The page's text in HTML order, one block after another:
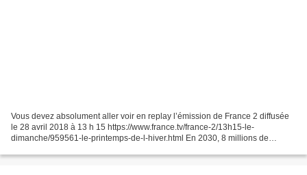
Vous devez absolument aller voir en replay l’émission de France 2 diffusée
le 28 avril 2018 à 13 h 15 https://www.france.tv/france-2/13h15-le-
dimanche/959561-le-printemps-de-l-hiver.html En 2030, 8 millions de